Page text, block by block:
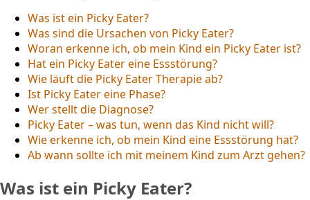
Was ist ein Picky Eater?
Was sind die Ursachen von Picky Eater?
Woran erkenne ich, ob mein Kind ein Picky Eater ist?
Hat ein Picky Eater eine Essstörung?
Wie läuft die Picky Eater Therapie ab?
Ist Picky Eater eine Phase?
Wer stellt die Diagnose?
Picky Eater – was tun, wenn das Kind nicht will?
Wie erkenne ich, ob mein Kind eine Essstörung hat?
Ab wann sollte ich mit meinem Kind zum Arzt gehen?
Was ist ein Picky Eater?